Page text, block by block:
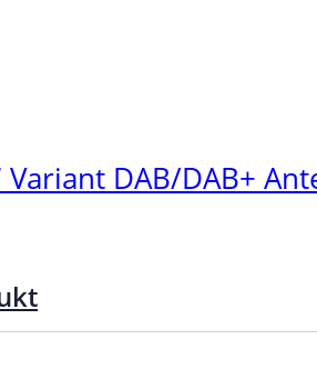
Variant DAB/DAB+